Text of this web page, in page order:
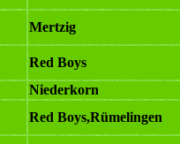
Mertzig
Red Boys
Niederkorn
Red Boys,Rümelingen